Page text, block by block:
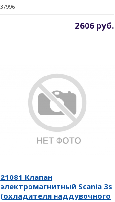
37996
2606 руб.
21081 Клапан
электромагнитный Scania 3s
(охладителя наддувочного